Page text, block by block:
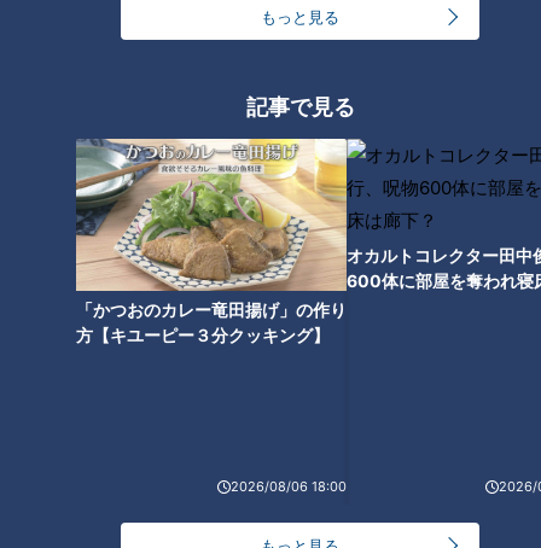
もっと見る
記事で見る
「かつおのカレー竜田揚げ」の作り
方【キユーピー３分クッキング】
2026/08/06 18:00
オカルトコレクター田中
600体に部屋を奪われ寝
2026/
手・荒木雅博氏も絶賛！攻守に
存在感を放つ“竜の忍者”田中幹
ドラゴンズが誇る絶対的守護神
ライデル・マルティネスがメジ
ャー志向について本音を語る